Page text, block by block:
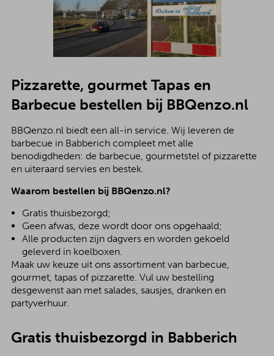
Pizzarette, gourmet Tapas en
Barbecue bestellen bij BBQenzo.nl
BBQenzo.nl biedt een all-in service. Wij leveren de
barbecue in Babberich compleet met alle
benodigdheden: de barbecue, gourmetstel of pizzarette
en uiteraard servies en bestek.
Waarom bestellen bij BBQenzo.nl?
Gratis thuisbezorgd;
Geen afwas, deze wordt door ons opgehaald;
Alle producten zijn dagvers en worden gekoeld
geleverd in koelboxen.
Maak uw keuze uit ons assortiment van barbecue,
gourmet, tapas of pizzarette. Vul uw bestelling
desgewenst aan met salades, sausjes, dranken en
partyverhuur.
Gratis thuisbezorgd in Babberich